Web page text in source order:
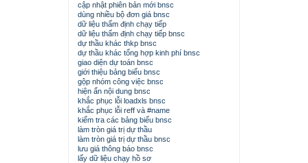
cập nhật phiên bản mới bnsc
dùng nhiều bộ đơn giá bnsc
dữ liệu thẩm định chạy tiếp
dữ liệu thẩm định chạy tiếp bnsc
dự thầu khác thkp bnsc
dự thầu khác tổng hợp kinh phí bnsc
giao diện dự toán bnsc
giới thiệu bảng biểu bnsc
gộp nhóm công việc bnsc
hiện ẩn nội dung bnsc
khắc phục lỗi loadxls bnsc
khắc phục lỗi reff và #name
kiểm tra các bảng biểu bnsc
làm tròn giá trị dự thầu
làm tròn giá trị dự thầu bnsc
lưu giá thông báo bnsc
lấy dữ liệu chạy hồ sơ